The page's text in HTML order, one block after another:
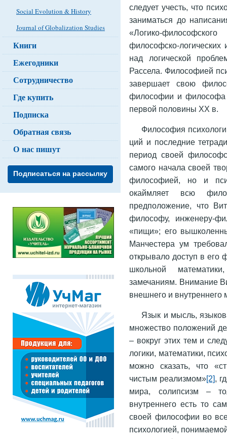
следует учесть, что
заниматься до
«Логико-
философско-логических
над логической
Рассела. Философией
завершает свою
философии и философа
первой половины XX в.
Философия
ций и последние
период своей
самого начала своей
философией, но и
окаймляет всю
предположение, что
философу, инженеру-
«пищи»; его
Манчестера ум
открывало доступ в его
школьной
замечаниям. Внимание
внешнего и внутреннего
Язык и мысль,
множество положений
– вокруг этих тем и
логики, математики,
можно сказать, что
чистым реализ­мом»[2],
мира, солипсизм –
внутреннего есть то
своей философии во
психологией,
Social Evolution & History
Journal of Globalization Studies
Книги
Ежегодники
Сотрудничество
Где купить
Подписка
Обратная связь
О нас пишут
Подписаться на рассылку